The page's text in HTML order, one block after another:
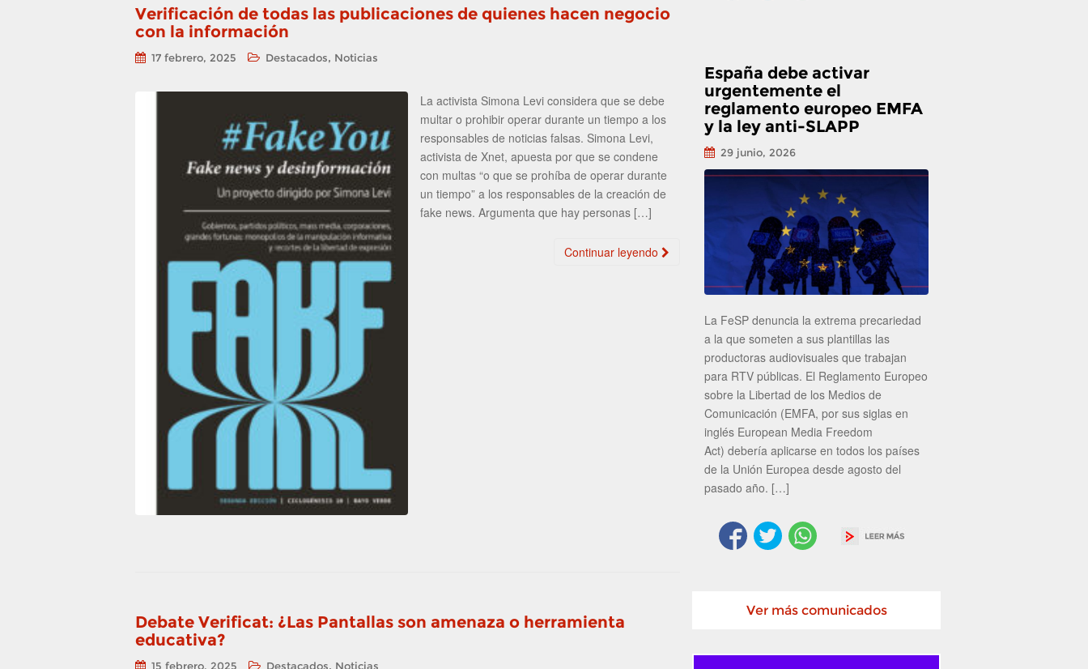
Verificación de todas las publicaciones de quienes hacen negocio
con la información
17 febrero, 2025 Destacados, Noticias
La activista Simona Levi considera que se debe
multar o prohibir operar durante un tiempo a los
responsables de noticias falsas. Simona Levi,
activista de Xnet, apuesta por que se condene
con multas “o que se prohíba de operar durante
un tiempo” a los responsables de la creación de
fake news. Argumenta que hay personas […]
Continuar leyendo
Debate Verificat: ¿Las Pantallas son amenaza o herramienta
educativa?
15 febrero, 2025 Destacados, Noticias
España debe activar
urgentemente el
reglamento europeo EMFA
y la ley anti-SLAPP
29 junio, 2026
La FeSP denuncia la extrema precariedad
a la que someten a sus plantillas las
productoras audiovisuales que trabajan
para RTV públicas. El Reglamento Europeo
sobre la Libertad de los Medios de
Comunicación (EMFA, por sus siglas en
inglés European Media Freedom
Act) debería aplicarse en todos los países
de la Unión Europea desde agosto del
pasado año. […]
Ver más comunicados